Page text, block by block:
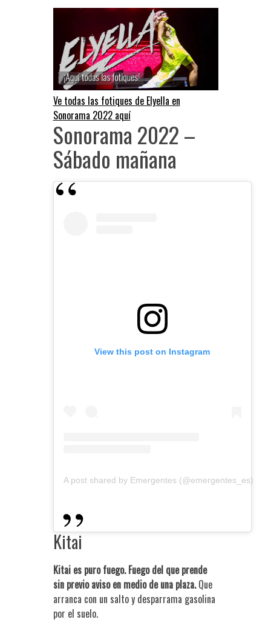
Ve todas las fotiques de Elyella en
Sonorama 2022 aquí
Sonorama 2022 –
Sábado mañana
View this post on Instagram
A post shared by Emergentes (@emergentes_es)
Kitai
Kitai es puro fuego. Fuego del que prende
sin previo aviso en medio de una plaza.Que
arranca con un salto y desparrama gasolina
por el suelo.